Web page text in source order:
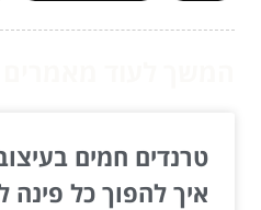
טרנדים חמים
איך להפוך כל פינה